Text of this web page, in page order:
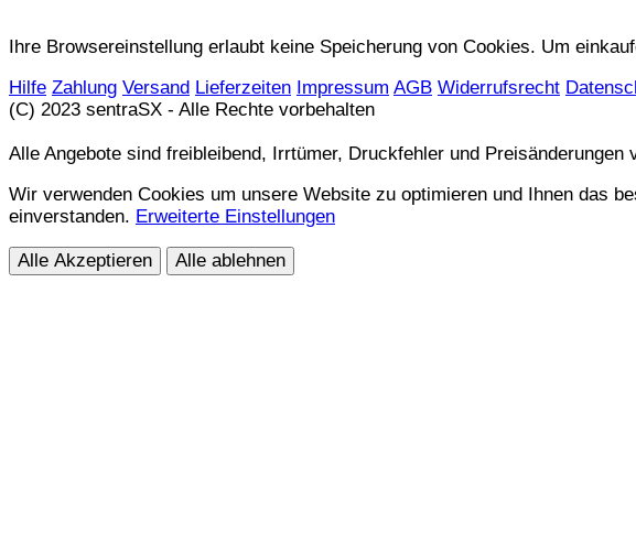
Ihre Browsereinstellung erlaubt keine Speicherung von Cookies. Um
Hilfe Zahlung Versand Lieferzeiten Impressum AGB Widerrufsrecht
(C) 2023 sentraSX - Alle Rechte vorbehalten
Alle Angebote sind freibleibend, Irrtümer, Druckfehler und Preisänderungen
Wir verwenden Cookies um unsere Website zu optimieren und Ihnen das
einverstanden. Erweiterte Einstellungen
Alle Akzeptieren Alle ablehnen